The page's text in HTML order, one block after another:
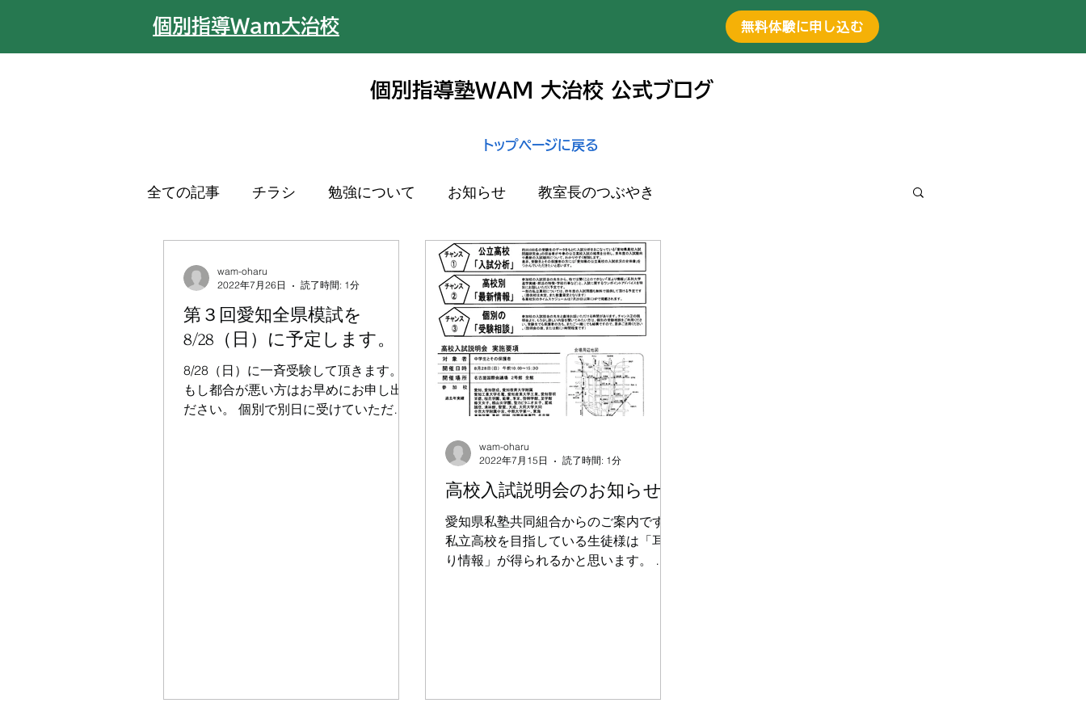
​個別指導Wam大治校 無料体験に申し込む
個別指導塾WAM 大治校 公式ブログ
トップページに戻る
全ての記事 チラシ 勉強について お知らせ 教室長のつぶやき
第３回愛知全県模試を
8/28（日）に予定します。
8/28（日）に一斉受験して頂きます。
もし都合が悪い方はお早めにお申し出く
ださい。 個別で別日に受けていただき
wam-oharu
2022年7月26日
読了時間: 1分
高校入試説明会のお知らせ
愛知県私塾共同組合からのご案内です。
私立高校を目指している生徒様は「耳よ
り情報」が得られるかと思います。 過
wam-oharu
2022年7月15日
読了時間: 1分